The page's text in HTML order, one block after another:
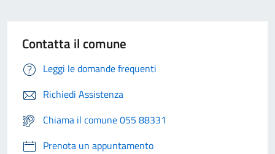
Contatta il comune
Leggi le domande frequenti
Richiedi Assistenza
Chiama il comune 055 88331
Prenota un appuntamento